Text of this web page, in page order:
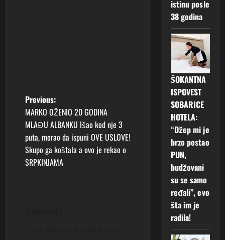
P
o
s
t
Previous:
MARKO OŽENIO 20 GODINA
MLAĐU ALBANKU Išao kod nje 3
puta, morao da ispuni OVE USLOVE!
Skupo ga koštala a ovo je rekao o
SRPKINJAMA
istinu posle
38 godina
ŠOKANTNA
ISPOVEST
SOBARICE
HOTELA:
“Džep mi je
brzo postao
PUN,
budžovani
su se samo
ređali”, evo
šta im je
radila!